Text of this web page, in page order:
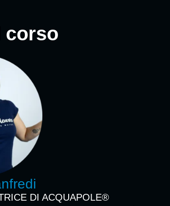
corso
DI ACQUAPOLE®